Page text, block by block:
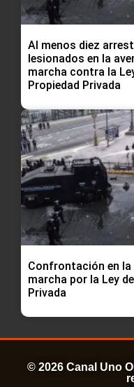
Al menos diez
lesionados en la
marcha contra la
Propiedad Privada
Confrontación en la
marcha por la Ley
Privada
© 2026 Canal Uno